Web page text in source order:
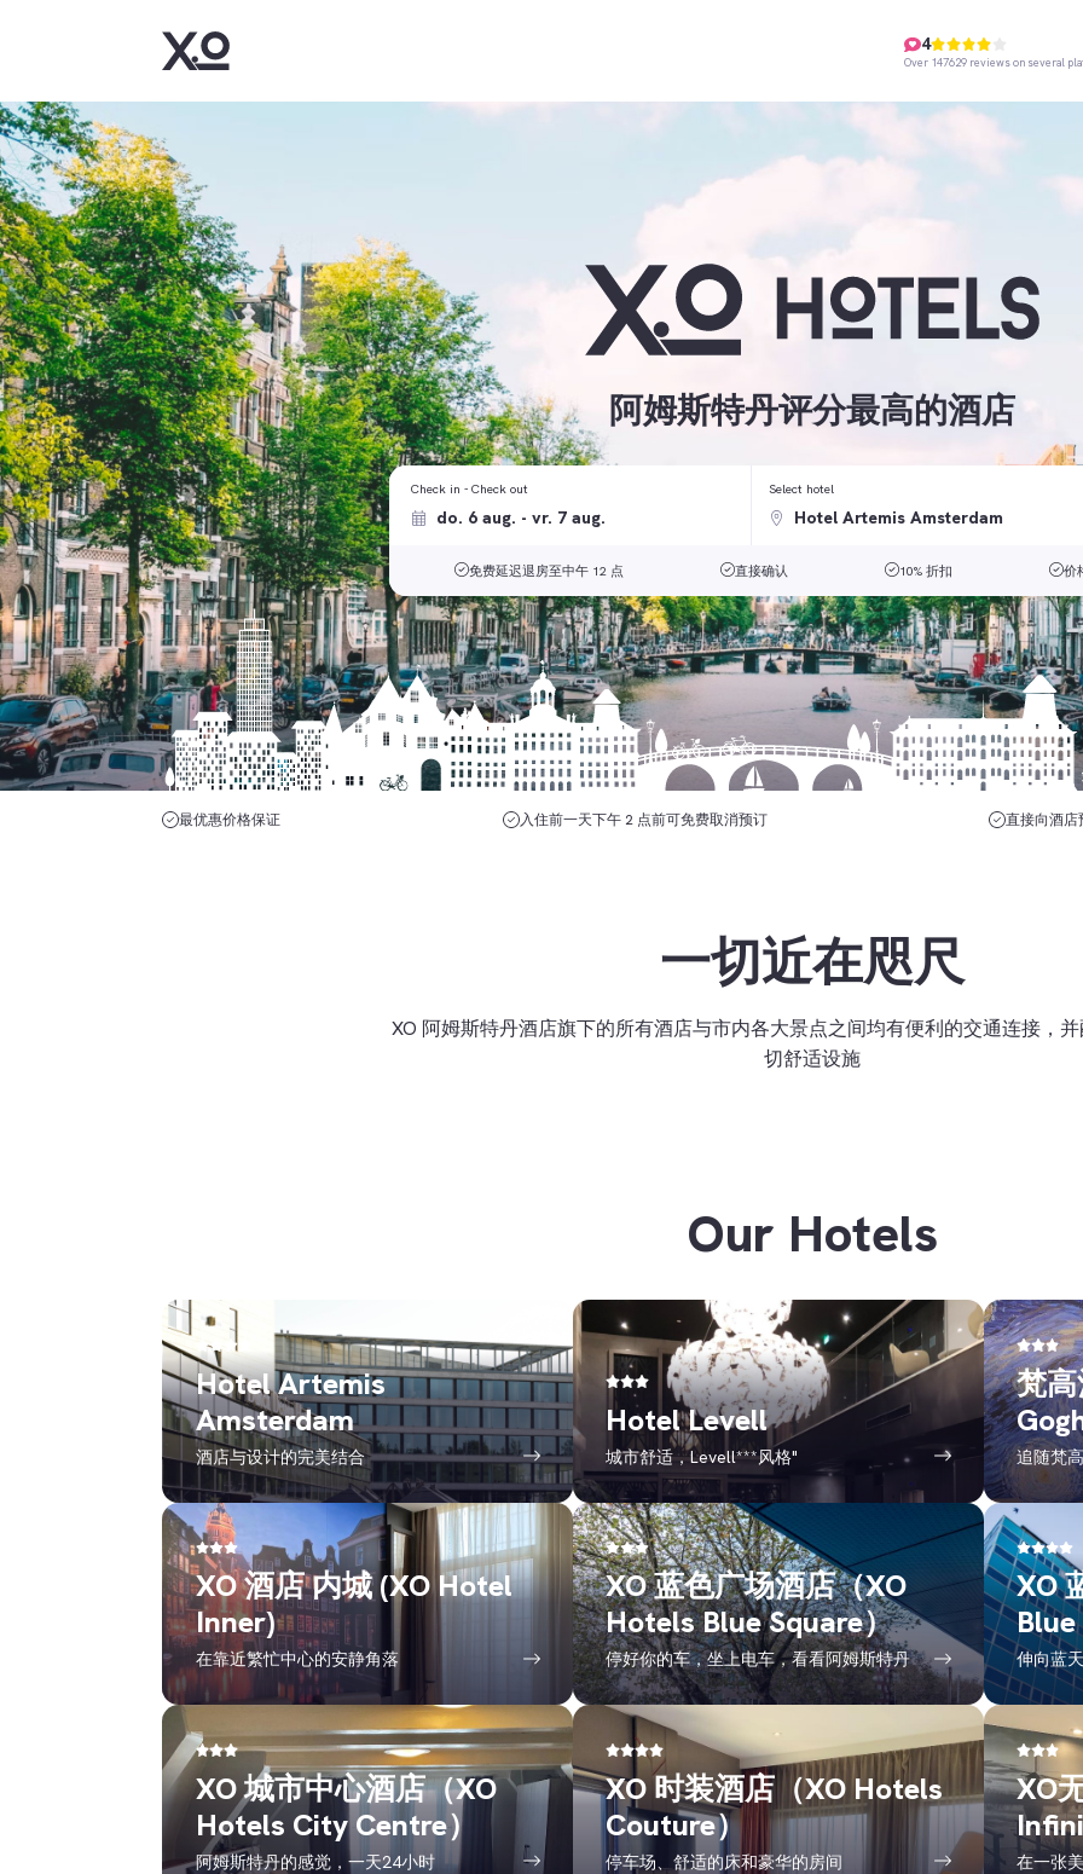
4
Over 147629 reviews on several
阿姆斯特丹评分最高的酒店
Check in - Check out Select hotel
免费延迟退房至中午 12 点 直接确认 10% 折扣 价
最优惠价格保证 入住前一天下午 2 点前可免费取消预订 直接向酒店
一切近在咫尺
XO 阿姆斯特丹酒店旗下的所有酒店与市内各大景点之间均有便利的交通连接，
切舒适设施
Our Hotels
Hotel Artemis
Amsterdam
酒店与设计的完美结合
Hotel Levell
城市舒适，Levell***风格"
梵
追随梵
XO 酒店 内城 (XO Hotel
Inner)
在靠近繁忙中心的安静角落
XO 蓝色广场酒店（XO
Hotels Blue Square）
停好你的车，坐上电车，看看阿姆斯特丹
XO
伸向蓝天
XO 城市中心酒店（XO
Hotels City Centre）
阿姆斯特丹的感觉，一天24小时
XO 时装酒店（XO Hotels
Couture）
停车场、舒适的床和豪华的房间
XO
在一张